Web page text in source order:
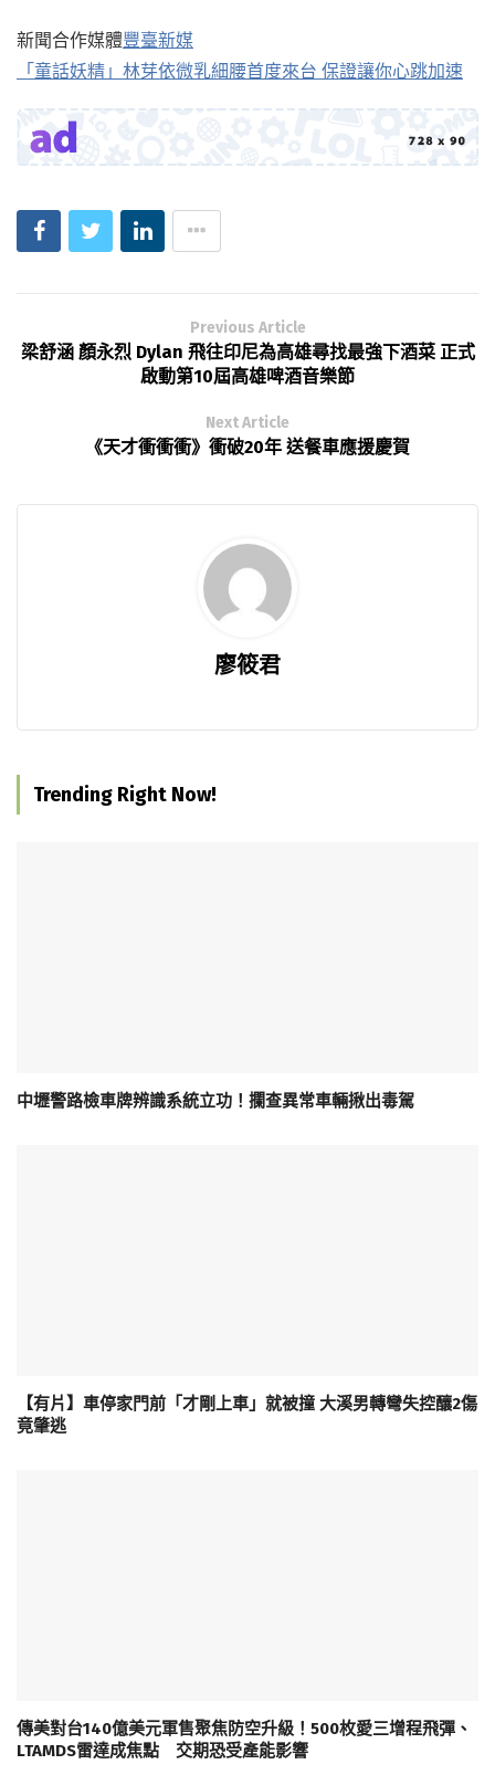
新聞合作媒體豐臺新媒
「童話妖精」林芽依微乳細腰首度來台 保證讓你心跳加速
Previous Article
梁舒涵 顏永烈 Dylan 飛往印尼為高雄尋找最強下酒菜 正式
啟動第10屆高雄啤酒音樂節
Next Article
《天才衝衝衝》衝破20年 送餐車應援慶賀
廖筱君
Trending Right Now!
中壢警路檢車牌辨識系統立功！攔查異常車輛揪出毒駕
【有片】車停家門前「才剛上車」就被撞 大溪男轉彎失控釀2傷
竟肇逃
傳美對台140億美元軍售聚焦防空升級！500枚愛三增程飛彈、
LTAMDS雷達成焦點 交期恐受產能影響